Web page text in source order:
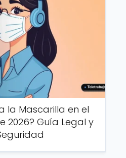
la Mascarilla en el
2026? Guía Legal y